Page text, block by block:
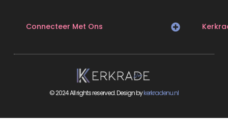
Connecteer Met Ons
© 2024 All rights reserved. Design bykerkradenu.nl